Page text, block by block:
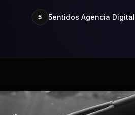
5 5entidos Agencia Digital